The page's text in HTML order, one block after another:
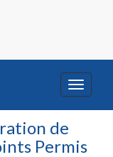
Toggle
de
Permis